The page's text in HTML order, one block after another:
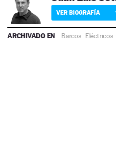
VER BIOGRAFÍA
ARCHIVADO EN Barcos· Eléctricos·